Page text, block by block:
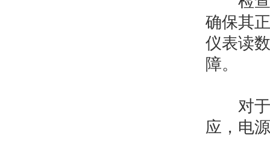
确保其
仪表读
障。
对于
应，电